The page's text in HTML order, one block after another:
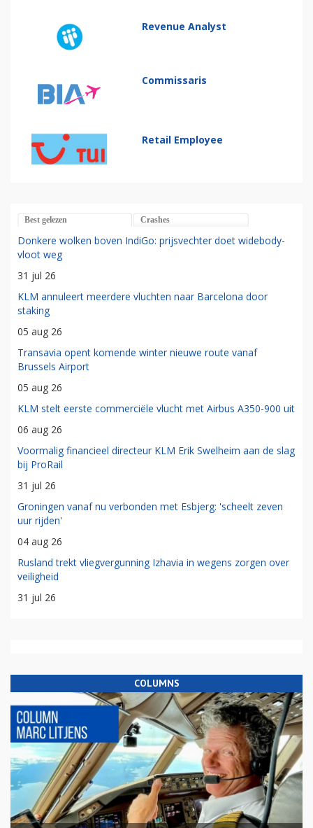
Revenue Analyst
Commissaris
Retail Employee
Best gelezen Crashes
Donkere wolken boven IndiGo: prijsvechter doet widebody-
vloot weg
31 jul 26
KLM annuleert meerdere vluchten naar Barcelona door
staking
05 aug 26
Transavia opent komende winter nieuwe route vanaf
Brussels Airport
05 aug 26
KLM stelt eerste commerciële vlucht met Airbus A350-900 uit
06 aug 26
Voormalig financieel directeur KLM Erik Swelheim aan de slag
bij ProRail
31 jul 26
Groningen vanaf nu verbonden met Esbjerg: 'scheelt zeven
uur rijden'
04 aug 26
Rusland trekt vliegvergunning Izhavia in wegens zorgen over
veiligheid
31 jul 26
COLUMNS